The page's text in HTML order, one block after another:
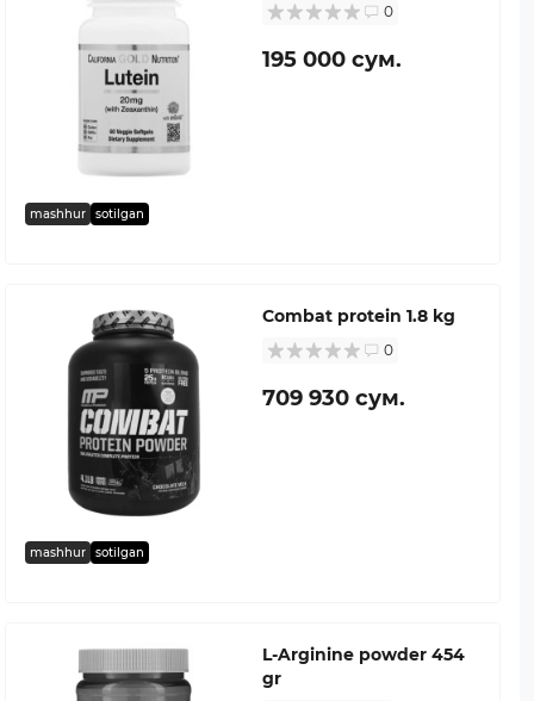
mashhur sotilgan
0
195 000 сум.
mashhur sotilgan
Combat protein 1.8 kg
0
709 930 сум.
L-Arginine powder 454
gr